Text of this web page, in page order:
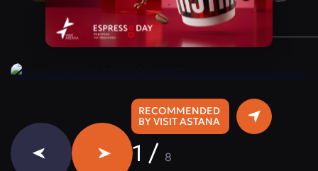
RECOMMENDED
BY VISIT ASTANA
$$$$$
Instagram:@qazaq.gourmet
1 / 8